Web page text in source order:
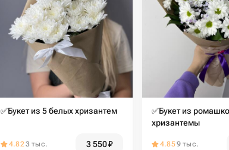
✅Букет из 5 белых хризантем
4.823 тыс. 3 550₽
✅Букет из
хризантемы
4.859 тыс.